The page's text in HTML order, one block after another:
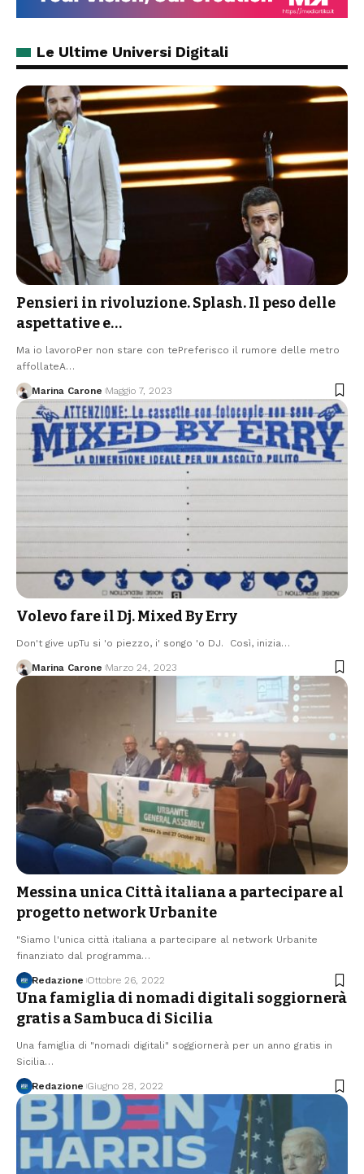
Le Ultime Universi Digitali
Pensieri in rivoluzione. Splash. Il peso delle
aspettative e…
Ma io lavoroPer non stare con tePreferisco il rumore delle metro
affollateA…
Marina Carone Maggio 7, 2023
Volevo fare il Dj. Mixed By Erry
Don't give upTu si 'o piezzo, i' songo 'o DJ. Così, inizia…
Marina Carone Marzo 24, 2023
Messina unica Città italiana a partecipare al
progetto network Urbanite
"Siamo l'unica città italiana a partecipare al network Urbanite
finanziato dal programma…
Redazione Ottobre 26, 2022
Una famiglia di nomadi digitali soggiornerà
gratis a Sambuca di Sicilia
Una famiglia di "nomadi digitali" soggiornerà per un anno gratis in
Sicilia…
Redazione Giugno 28, 2022